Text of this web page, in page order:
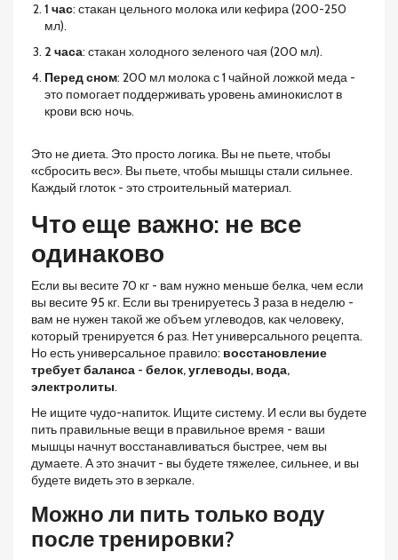
1 час: стакан цельного молока или кефира (200-250
мл).
2 часа: стакан холодного зеленого чая (200 мл).
Перед сном: 200 мл молока с 1 чайной ложкой меда -
это помогает поддерживать уровень аминокислот в
крови всю ночь.
Это не диета. Это просто логика. Вы не пьете, чтобы
«сбросить вес». Вы пьете, чтобы мышцы стали сильнее.
Каждый глоток - это строительный материал.
Что еще важно: не все
одинаково
Если вы весите 70 кг - вам нужно меньше белка, чем если
вы весите 95 кг. Если вы тренируетесь 3 раза в неделю -
вам не нужен такой же объем углеводов, как человеку,
который тренируется 6 раз. Нет универсального рецепта.
Но есть универсальное правило: восстановление
требует баланса - белок, углеводы, вода,
электролиты.
Не ищите чудо-напиток. Ищите систему. И если вы будете
пить правильные вещи в правильное время - ваши
мышцы начнут восстанавливаться быстрее, чем вы
думаете. А это значит - вы будете тяжелее, сильнее, и вы
будете видеть это в зеркале.
Можно ли пить только воду
после тренировки?